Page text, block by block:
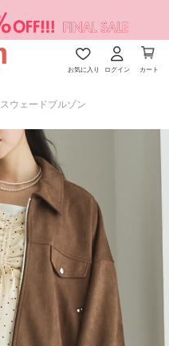
お気に入り ログイン カート
スウェードブルゾン